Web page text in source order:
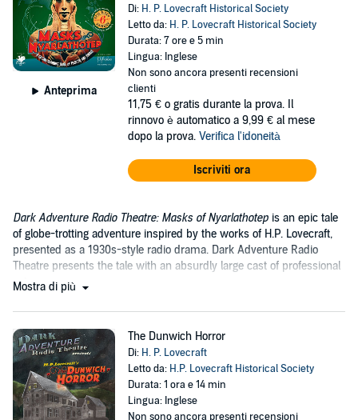
Anteprima
Di: H. P. Lovecraft Historical Society
Letto da: H. P. Lovecraft Historical Society
Durata: 7 ore e 5 min
Lingua: Inglese
Non sono ancora presenti recensioni
clienti
11,75 € o gratis durante la prova. Il
rinnovo è automatico a 9,99 € al mese
dopo la prova. Verifica l'idoneità
Iscriviti ora
Dark Adventure Radio Theatre: Masks of Nyarlathotep is an epic tale
of globe-trotting adventure inspired by the works of H.P. Lovecraft,
presented as a 1930s-style radio drama. Dark Adventure Radio
Theatre presents the tale with an absurdly large cast of professional
actors....
Mostra di più
The Dunwich Horror
Di: H. P. Lovecraft
Letto da: H.P. Lovecraft Historical Society
Durata: 1 ora e 14 min
Lingua: Inglese
Non sono ancora presenti recensioni